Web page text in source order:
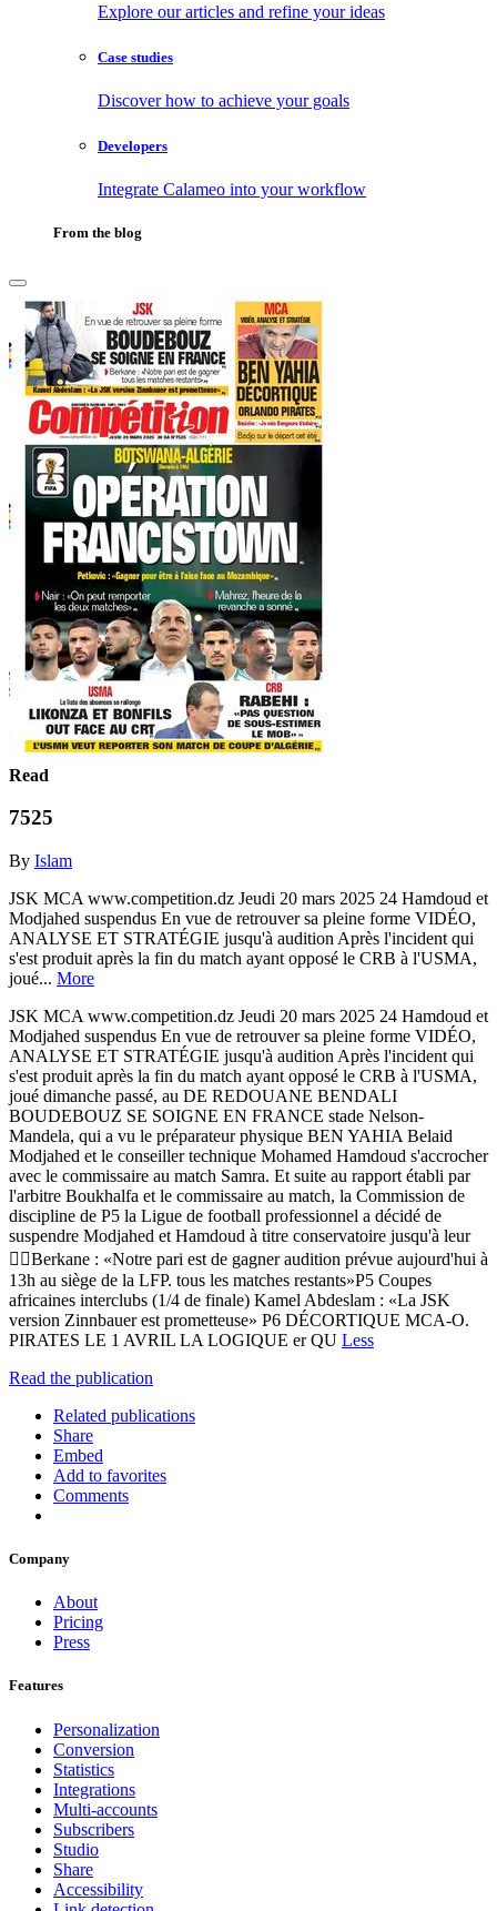
Explore our articles and refine your ideas
Case studies
Discover how to achieve your goals
Developers
Integrate Calameo into your workflow
From the blog
Read
7525
By Islam
JSK MCA www.competition.dz Jeudi 20 mars 2025 24 Hamdoud et
Modjahed suspendus En vue de retrouver sa pleine forme VIDÉO,
ANALYSE ET STRATÉGIE jusqu'à audition Après l'incident qui
s'est produit après la fin du match ayant opposé le CRB à l'USMA,
joué... More
JSK MCA www.competition.dz Jeudi 20 mars 2025 24 Hamdoud et
Modjahed suspendus En vue de retrouver sa pleine forme VIDÉO,
ANALYSE ET STRATÉGIE jusqu'à audition Après l'incident qui
s'est produit après la fin du match ayant opposé le CRB à l'USMA,
joué dimanche passé, au DE REDOUANE BENDALI
BOUDEBOUZ SE SOIGNE EN FRANCE stade Nelson-
Mandela, qui a vu le préparateur physique BEN YAHIA Belaid
Modjahed et le conseiller technique Mohamed Hamdoud s'accrocher
avec le commissaire au match Samra. Et suite au rapport établi par
l'arbitre Boukhalfa et le commissaire au match, la Commission de
discipline de P5 la Ligue de football professionnel a décidé de
suspendre Modjahed et Hamdoud à titre conservatoire jusqu'à leur
Berkane : «Notre pari est de gagner audition prévue aujourd'hui à
13h au siège de la LFP. tous les matches restants»P5 Coupes
africaines interclubs (1/4 de finale) Kamel Abdeslam : «La JSK
version Zinnbauer est prometteuse» P6 DÉCORTIQUE MCA-O.
PIRATES LE 1 AVRIL LA LOGIQUE er QU Less
Read the publication
Related publications
Share
Embed
Add to favorites
Comments
Company
About
Pricing
Press
Features
Personalization
Conversion
Statistics
Integrations
Multi-accounts
Subscribers
Studio
Share
Accessibility